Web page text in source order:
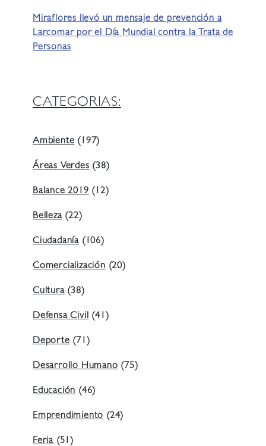
Miraflores llevó un mensaje de prevención a
Larcomar por el Día Mundial contra la Trata de
Personas
CATEGORIAS:
Ambiente (197)
Áreas Verdes (38)
Balance 2019 (12)
Belleza(22)
Ciudadanía (106)
Comercialización (20)
Cultura(38)
Defensa Civil (41)
Deporte (71)
Desarrollo Humano (75)
Educación (46)
Emprendimiento (24)
Feria (51)